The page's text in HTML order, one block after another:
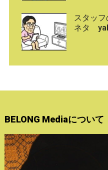
スタッフ
ネタ
BELONG Mediaについて